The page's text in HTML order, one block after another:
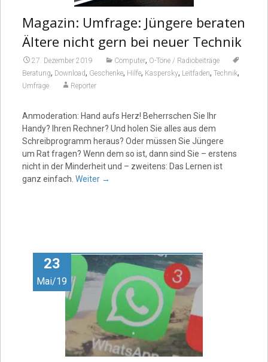
Magazin: Umfrage: Jüngere beraten
Ältere nicht gern bei neuer Technik
27. Dezember 2019 Computer, O-Töne / Radiobeiträge
Beratung, Download, Geschenke, Hilfe, Kaspersky, Leitfaden, Technik,
Umfrage Reporter
Anmoderation: Hand aufs Herz! Beherrschen Sie Ihr
Handy? Ihren Rechner? Und holen Sie alles aus dem
Schreibprogramm heraus? Oder müssen Sie Jüngere
um Rat fragen? Wenn dem so ist, dann sind Sie – erstens
nicht in der Minderheit und – zweitens: Das Lernen ist
ganz einfach. Weiter →
23
Mai/19